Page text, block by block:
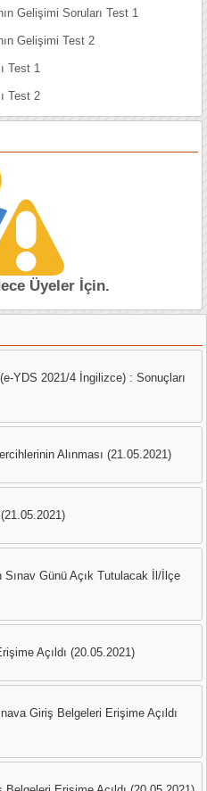
Gelişimi Soruları Test 1
Gelişimi Test 2
Test 1
Test 2
Üyeler İçin.
YDS 2021/4 İngilizce) : Sonuçları
Alınması (21.05.2021)
Günü Açık Tutulacak İl/İlçe
Açıldı (20.05.2021)
Giriş Belgeleri Erişime Açıldı